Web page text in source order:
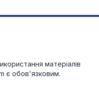
матеріалів
є обов'язковим.